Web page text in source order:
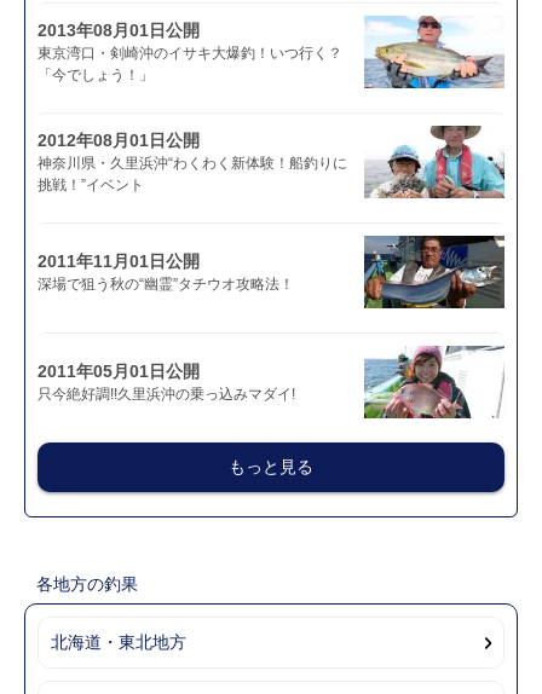
2013年08月01日公開
東京湾口・剣崎沖のイサキ大爆釣！いつ行く？
「今でしょう！」
2012年08月01日公開
神奈川県・久里浜沖“わくわく新体験！船釣りに
挑戦！”イベント
2011年11月01日公開
深場で狙う秋の“幽霊”タチウオ攻略法！
2011年05月01日公開
只今絶好調!!久里浜沖の乗っ込みマダイ!
もっと見る
各地方の釣果
北海道・東北地方